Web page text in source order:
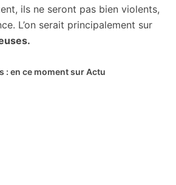
ils ne seront pas bien violents,
L’on serait principalement sur
: en ce moment sur Actu